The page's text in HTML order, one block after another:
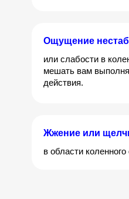
Ощущение
или слабости в
мешать вам
действия.
Жжение или
в области коленного